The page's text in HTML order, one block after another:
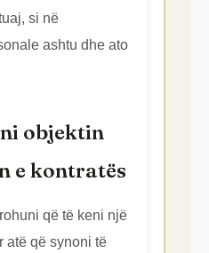
si në
ashtu dhe ato
objektin
e kontratës
që të keni një
atë që synoni të